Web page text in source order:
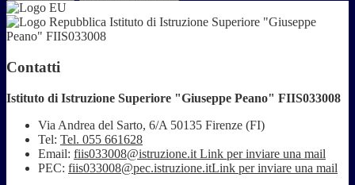
Istituto di Istruzione Superiore "Giuseppe
Peano" FIIS033008
Contatti
Istituto di Istruzione Superiore "Giuseppe Peano" FIIS033008
Via Andrea del Sarto, 6/A 50135 Firenze (FI)
Tel: Tel. 055 661628
Email: fiis033008@istruzione.it Link per inviare una mail
PEC: fiis033008@pec.istruzione.itLink per inviare una mail